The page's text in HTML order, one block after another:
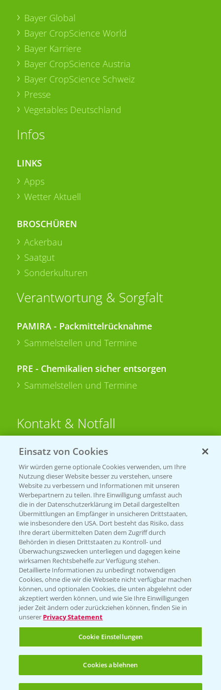
Bayer Global
Bayer CropScience World
Bayer Karriere
Bayer CropScience Austria
Bayer CropScience Schweiz
Presse
Vegetables Deutschland
Infos
LINKS
Apps
Wetter Aktuell
BROSCHÜREN
Ackerbau
Saatgut
Sonderkulturen
Verantwortung & Sorgfalt
PAMIRA - Packmittelrücknahme
Sammelstellen und Termine
PRE - Chemikalien sicher entsorgen
Sammelstellen und Termine
Kontakt & Notfall
Beratung auf WhatsApp
T.+49 (0)174 346 564 1
KONTAKT
Hilfe in Notfällen
T.+49 (0)214/30-20220
Folgen Sie uns
Einsatz von Cookies
Wir würden gerne optionale Cookies verwenden, um Ihre
Nutzung dieser Website besser zu verstehen, unsere
Website zu verbessern und Informationen mit unseren
Werbepartnern zu teilen. Ihre Einwilligung umfasst auch
die in der Datenschutzerklärung im Detail dargestellten
Übermittlungen an Empfänger in unsicheren Drittstaaten,
wie insbesondere den USA. Dort besteht das Risiko, dass
Ihre derart übermittelten Daten dem Zugriff durch
Behörden in diesen Drittstaaten zu Kontroll- und
Überwachungszwecken unterliegen und dagegen keine
wirksamen Rechtsbehelfe zur Verfügung stehen.
Detaillierte Informationen zu unbedingt notwendigen
Cookies, ohne die wir die Webseite nicht verfügbar machen
können, und optionalen Cookies, die unten abgelehnt oder
akzeptiert werden können, und wie Sie Ihre Einwilligungen
jeder Zeit ändern oder zurückziehen können, finden Sie in
unserer Privacy Statement
Cookie Einstellungen
Cookies ablehnen